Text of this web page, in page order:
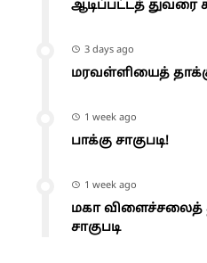
ஆடிப்பட்டத் துவரை
3 days ago
மரவள்ளியைத்
1 week ago
பாக்கு சாகுபடி!
1 week ago
மகா விளைச்சலைத்
சாகுபடி